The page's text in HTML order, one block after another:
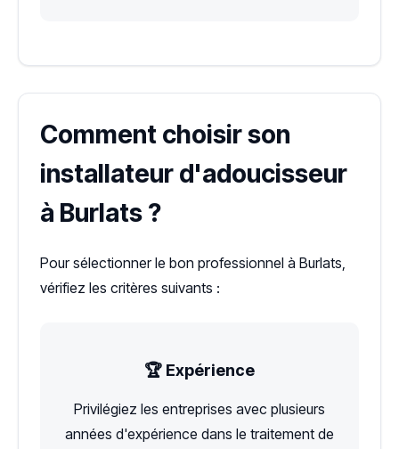
Comment choisir son
installateur d'adoucisseur
à Burlats ?
Pour sélectionner le bon professionnel à Burlats,
vérifiez les critères suivants :
🏆 Expérience
Privilégiez les entreprises avec plusieurs
années d'expérience dans le traitement de